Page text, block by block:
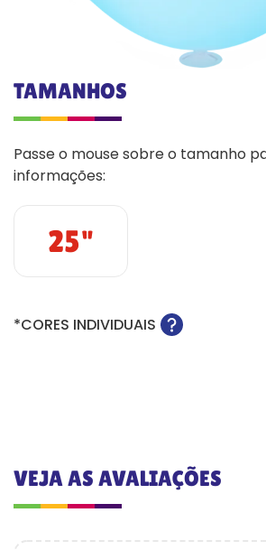
TAMANHOS
Passe o mouse sobre o tamanho
informações:
25"
*CORES INDIVIDUAIS
VEJA AS AVALIAÇÕES